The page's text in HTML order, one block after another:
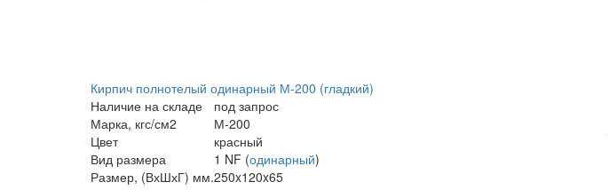
Кирпич полнотелый одинарный М-200 (гладкий)
Наличие на складе
под запрос
Марка, кгс/см2
М-200
Цвет
красный
Вид размера
1 NF (одинарный)
Размер, (ВхШхГ) мм.250x120x65